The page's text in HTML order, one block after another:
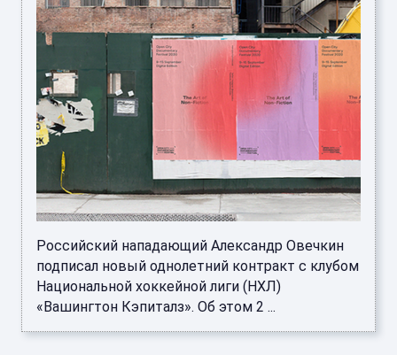
Российский нападающий Александр Овечкин
подписал новый однолетний контракт с клубом
Национальной хоккейной лиги (НХЛ)
«Вашингтон Кэпиталз». Об этом 2 ...